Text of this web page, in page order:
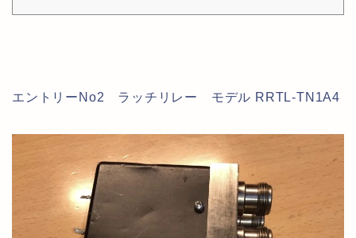
エントリーNo2 ラッチリレー モデル RRTL-TN1A4